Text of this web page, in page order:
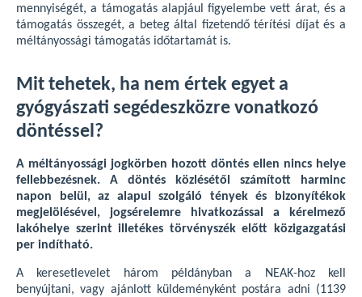
mennyiségét, a támogatás alapjául figyelembe vett árat, és a
támogatás összegét, a beteg által fizetendő térítési díjat és a
méltányossági támogatás időtartamát is.
Mit tehetek, ha nem értek egyet a
gyógyászati segédeszközre vonatkozó
döntéssel?
A méltányossági jogkörben hozott döntés ellen nincs helye
fellebbezésnek. A döntés közlésétől számított harminc
napon belül, az alapul szolgáló tények és bizonyítékok
megjelölésével, jogsérelemre hivatkozással a kérelmező
lakóhelye szerint illetékes törvényszék előtt közigazgatási
per indítható.
A keresetlevelet három példányban a NEAK-hoz kell
benyújtani, vagy ajánlott küldeményként postára adni (1139